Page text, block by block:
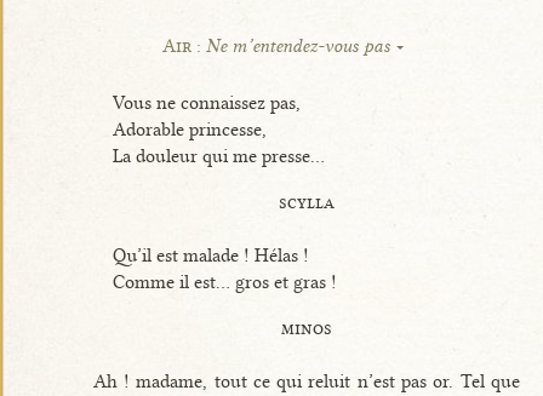
Air :Ne m’entendez-vous pas
Vous ne connaissez pas,
Adorable princesse,
La douleur qui me presse...
scylla
Qu’il est malade ! Hélas !
Comme il est... gros et gras !
minos
Ah ! madame, tout ce qui reluit n’est pas or. Tel que